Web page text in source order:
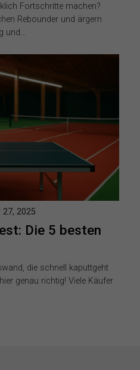
Fortschritte machen?
Rebounder und ärgern
und…
Die 5 besten
27, 2025
die schnell kaputtgeht
genau richtig! Viele Käufer